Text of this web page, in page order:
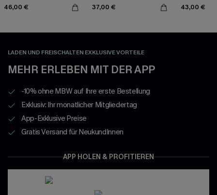
46,00 € 37,00 € 43,00 €
LADEN UND FREISCHALTEN EXKLUSIVE VORTEILE
MEHR ERLEBEN MIT DER APP
-10% ohne MBW auf Ihre erste Bestellung
Exklusiv: Ihr monatlicher Mitgliedertag
App-Exklusive Preise
Gratis Versand für NeukundInnen
APP HOLEN & PROFITIEREN